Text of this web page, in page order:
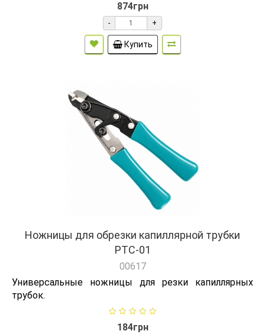
874грн
- +
Купить
Ножницы для обрезки капиллярной трубки
PTC-01
00617
Универсальные ножницы для резки капиллярных
трубок.
184грн